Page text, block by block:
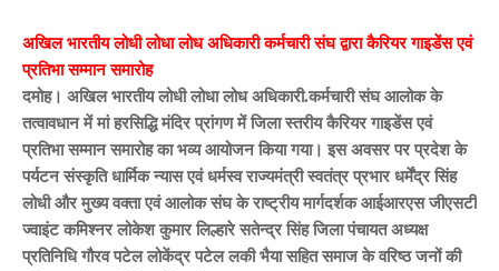
अखिल भारतीय लोधी लोधा लोध अधिकारी कर्मचारी संघ द्वारा कैरियर गाइडेंस एवं
प्रतिभा सम्मान समारोह
दमोह। अखिल भारतीय लोधी लोधा लोध अधिकारी.कर्मचारी संघ आलोक के
तत्वावधान में मां हरसिद्धि मंदिर प्रांगण में जिला स्तरीय कैरियर गाइडेंस एवं
प्रतिभा सम्मान समारोह का भव्य आयोजन किया गया। इस अवसर पर प्रदेश के
पर्यटन संस्कृति धार्मिक न्यास एवं धर्मस्व राज्यमंत्री स्वतंत्र प्रभार धर्मेंद्र सिंह
लोधी और मुख्य वक्ता एवं आलोक संघ के राष्ट्रीय मार्गदर्शक आईआरएस जीएसटी
ज्वाइंट कमिश्नर लोकेश कुमार लिल्हारे सतेन्द्र सिंह जिला पंचायत अध्यक्ष
प्रतिनिधि गौरव पटेल लोकेंद्र पटेल लकी भैया सहित समाज के वरिष्ठ जनों की